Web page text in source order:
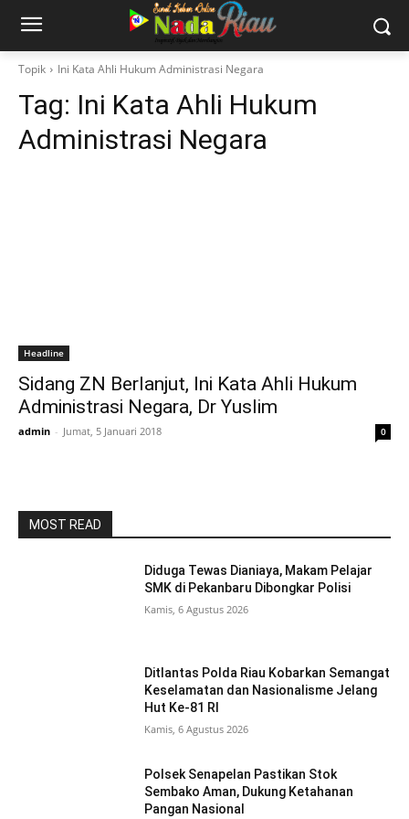
Topik Ini Kata Ahli Hukum Administrasi Negara
Tag: Ini Kata Ahli Hukum
Administrasi Negara
Headline
Sidang ZN Berlanjut, Ini Kata Ahli Hukum
Administrasi Negara, Dr Yuslim
admin - Jumat, 5 Januari 2018 0
MOST READ
Diduga Tewas Dianiaya, Makam Pelajar
SMK di Pekanbaru Dibongkar Polisi
Kamis, 6 Agustus 2026
Ditlantas Polda Riau Kobarkan Semangat
Keselamatan dan Nasionalisme Jelang
Hut Ke-81 RI
Kamis, 6 Agustus 2026
Polsek Senapelan Pastikan Stok
Sembako Aman, Dukung Ketahanan
Pangan Nasional